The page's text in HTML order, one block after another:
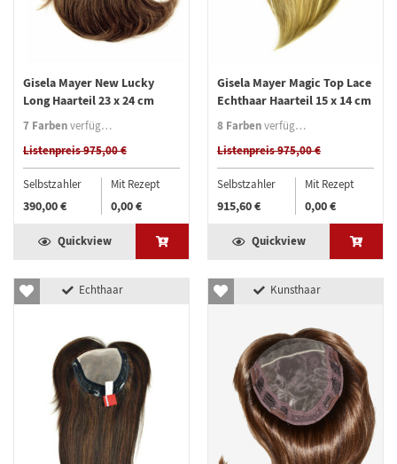
Gisela Mayer New Lucky
Long Haarteil 23 x 24 cm
7 Farbenverfügbar
Listenpreis 975,00 €
Selbstzahler
390,00 €
Mit Rezept
0,00 €
Quickview
Gisela Mayer Magic Top Lace
Echthaar Haarteil 15 x 14 cm
8 Farbenverfügbar
Listenpreis 975,00 €
Selbstzahler
915,60 €
Mit Rezept
0,00 €
Quickview
Echthaar Kunsthaar